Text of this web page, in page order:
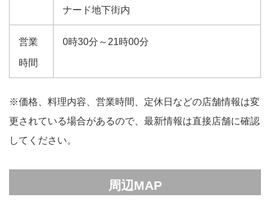
ナード地下街内
営業
時間
0時30分～21時00分
※価格、料理内容、営業時間、定休日などの店舗情報は変
更されている場合があるので、最新情報は直接店舗に確認
してください。
周辺MAP